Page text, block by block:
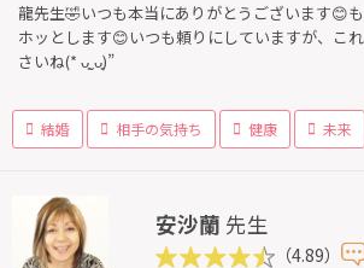
龍先生🤣いつも本当にありがとうございます😊
ホッとします😊いつも頼りにしていますが、こ
さいね(* ᴗ͈ˬᴗ͈)”
結婚 相手の気持ち 健康 未来
安沙蘭 先生
（4.89）